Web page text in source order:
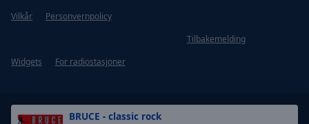
BRUCE - classic rock
Vilkår
Personvernpolicy
Tilbakemelding
Widgets
For radiostasjoner